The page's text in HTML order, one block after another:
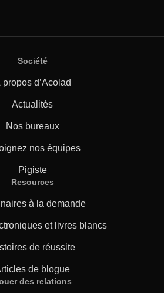
Société
propos d’Acolad
Actualités
Nos bureaux
nos équipes
Pigiste
Resources
à la demande
et livres blancs
de réussite
de blogue
des relations